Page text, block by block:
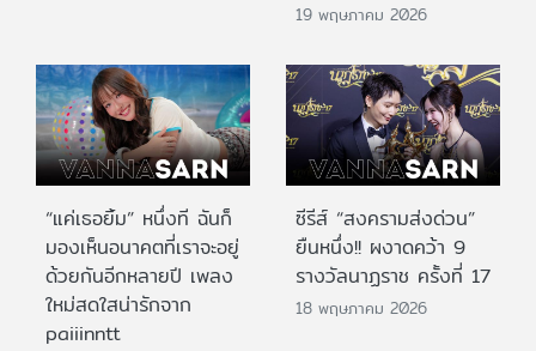
19 พฤษภาคม 2026
“แค่เธอยิ้ม” หนึ่งที ฉันก็
มองเห็นอนาคตที่เราจะอยู่
ด้วยกันอีกหลายปี เพลง
ใหม่สดใสน่ารักจาก
paiiinntt
ซีรีส์ “สงครามส่งด่วน”
ยืนหนึ่ง!! ผงาดคว้า 9
รางวัลนาฏราช ครั้งที่ 17
18 พฤษภาคม 2026